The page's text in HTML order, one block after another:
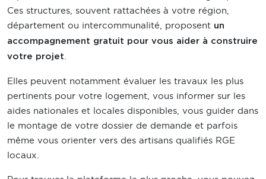
Ces structures, souvent rattachées à votre région,
département ou intercommunalité, proposent un
accompagnement gratuit pour vous aider à construire
votre projet
Elles peuvent notamment évaluer les travaux les plus
pertinents pour votre logement, vous informer sur les
aides nationales et locales disponibles, vous guider dans
le montage de votre dossier de demande et parfois
même vous orienter vers des artisans qualifiés RGE
locaux.